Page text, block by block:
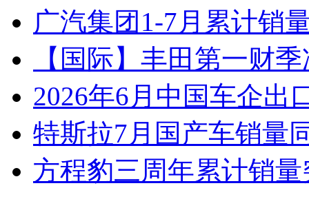
广汽集团1-7月累计销
【国际】丰田第一财
2026年6月中国车企出
特斯拉7月国产车销量
方程豹三周年累计销